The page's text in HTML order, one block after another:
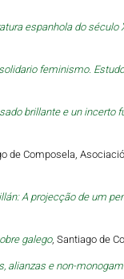
espanhola do século
feminismo.
brillante e un incerto
de Composela,
A projecção de um
galego, Santiago de
alianzas e non-